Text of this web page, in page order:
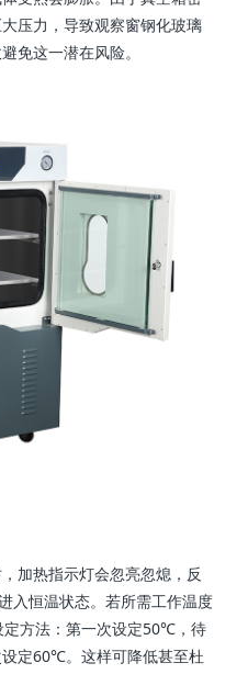
压力，导致观察窗钢化玻璃
免这一潜在风险。
加热指示灯会忽亮忽熄，反
入恒温状态。若所需工作温度
方法：第一次设定50℃，待
定60℃。这样可降低甚至杜